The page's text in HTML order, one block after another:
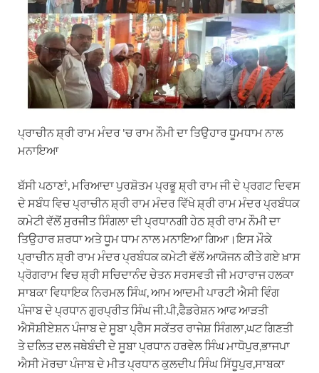
ਪ੍ਰਾਚੀਨ ਸ਼੍ਰੀ ਰਾਮ ਮੰਦਰ 'ਚ ਰਾਮ ਨੌਮੀ ਦਾ ਤਿਉਹਾਰ ਧੂਮਧਾਮ ਨਾਲ
ਮਨਾਇਆ
ਬੱਸੀ ਪਠਾਣਾਂ, ਮਰਿਆਦਾ ਪੁਰਸ਼ੋਤਮ ਪ੍ਰਭੂ ਸ਼੍ਰੀ ਰਾਮ ਜੀ ਦੇ ਪ੍ਰਗਟ ਦਿਵਸ
ਦੇ ਸਬੰਧ ਵਿਚ ਪ੍ਰਾਚੀਨ ਸ਼੍ਰੀ ਰਾਮ ਮੰਦਰ ਵਿੱਖੇ ਸ਼੍ਰੀ ਰਾਮ ਮੰਦਰ ਪ੍ਰਬੰਧਕ
ਕਮੇਟੀ ਵੱਲੋਂ ਸੁਰਜੀਤ ਸਿੰਗਲਾ ਦੀ ਪ੍ਰਧਾਨਗੀ ਹੇਠ ਸ਼੍ਰੀ ਰਾਮ ਨੌਮੀ ਦਾ
ਤਿਉਹਾਰ ਸ਼ਰਧਾ ਅਤੇ ਧੂਮ ਧਾਮ ਨਾਲ ਮਨਾਇਆ ਗਿਆ।ਇਸ ਮੌਕੇ
ਪ੍ਰਾਚੀਨ ਸ਼੍ਰੀ ਰਾਮ ਮੰਦਰ ਪ੍ਰਬੰਧਕ ਕਮੇਟੀ ਵੱਲੋਂ ਆਯੋਜਨ ਕੀਤੇ ਗਏ ਖ਼ਾਸ
ਪ੍ਰੋਗਰਾਮ ਵਿਚ ਸ਼੍ਰੀ ਸਚਿਦਾਨੰਦ ਚੇਤਨ ਸਰਸਵਤੀ ਜੀ ਮਹਾਰਾਜ ਹਲਕਾ
ਸਾਬਕਾ ਵਿਧਾਇਕ ਨਿਰਮਲ ਸਿੰਘ, ਆਮ ਆਦਮੀ ਪਾਰਟੀ ਐਸੀ ਵਿੰਗ
ਪੰਜਾਬ ਦੇ ਪ੍ਰਧਾਨ ਗੁਰਪ੍ਰੀਤ ਸਿੰਘ ਜੀ.ਪੀ,ਫੈਡਰੇਸ਼ਨ ਆਫ ਆੜਤੀ
ਐਸੋਸ਼ੀਏਸ਼ਨ ਪੰਜਾਬ ਦੇ ਸੂਬਾ ਪ੍ਰੈਸ ਸਕੱਤਰ ਰਾਜੇਸ਼ ਸਿੰਗਲਾ,ਘਟ ਗਿਣਤੀ
ਤੇ ਦਲਿਤ ਦਲ ਜਥੇਬੰਦੀ ਦੇ ਸੂਬਾ ਪ੍ਰਧਾਨ ਹਰਵੇਲ ਸਿੰਘ ਮਾਧੋਪੁਰ,ਭਾਜਪਾ
ਐਸੀ ਮੋਰਚਾ ਪੰਜਾਬ ਦੇ ਮੀਤ ਪ੍ਰਧਾਨ ਕੁਲਦੀਪ ਸਿੰਘ ਸਿੱਧੂਪੁਰ,ਸਾਬਕਾ